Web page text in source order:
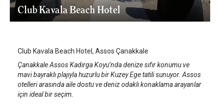
Club Kavala Beach Hotel
Club Kavala Beach Hotel, Assos Çanakkale
Çanakkale Assos Kadırga Koyu’nda denize sıfır konumu ve
mavi bayraklı plajıyla huzurlu bir Kuzey Ege tatili sunuyor. Assos
otelleri arasında aile dostu ve deniz odaklı konaklama arayanlar
için ideal bir seçim.